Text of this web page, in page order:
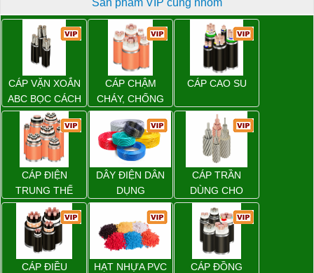
Sản phẩm VIP cùng nhóm
CÁP VẶN XOẮN
ABC BỌC CÁCH
ĐIỆN XLPE
CÁP CHẬM
CHÁY, CHỐNG
CHÁY
CÁP CAO SU
CÁP ĐIỆN
TRUNG THẾ
DÂY ĐIỆN DÂN
DỤNG
CÁP TRẦN
DÙNG CHO
ĐƯỜNG DÂY
TẢI ĐIỆN TRÊN
KHÔNG
CÁP ĐIỀU
HẠT NHỰA PVC
CÁP ĐỒNG